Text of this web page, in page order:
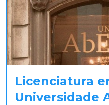
Licenciatura
Universidade